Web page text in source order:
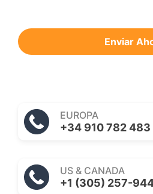
Enviar
EUROPA
+34 910 782 483
US & CANADA
+1 (305) 257-